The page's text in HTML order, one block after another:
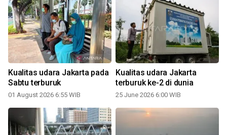
Kualitas udara Jakarta pada
Sabtu terburuk
01 August 2026 6:55 WIB
Kualitas udara Jakarta
terburuk ke-2 di dunia
25 June 2026 6:00 WIB